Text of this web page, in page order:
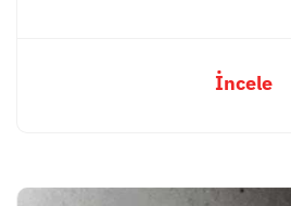
İncele